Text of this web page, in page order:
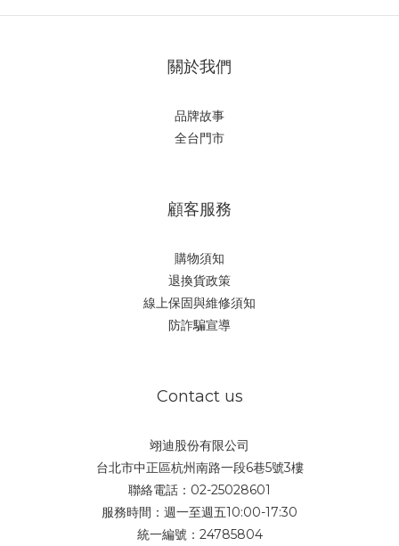
關於我們
品牌故事
全台門市
顧客服務
購物須知
退換貨政策
線上保固與維修須知
防詐騙宣導
Contact us
翊迪股份有限公司
台北市中正區杭州南路一段6巷5號3樓
聯絡電話：02-25028601
服務時間：週一至週五10:00-17:30
統一編號：24785804